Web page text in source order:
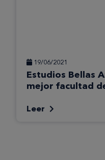
19/06/2021
Estudios Bellas
mejor facultad
Leer